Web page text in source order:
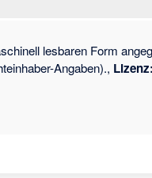
lesbaren Form
Angaben)., Lizenz: